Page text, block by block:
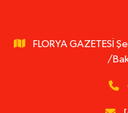
FLORYA GAZETESİ
/